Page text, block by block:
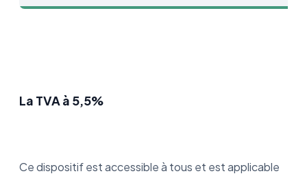
La TVA à 5,5%
Ce dispositif est accessible à tous et est applicable